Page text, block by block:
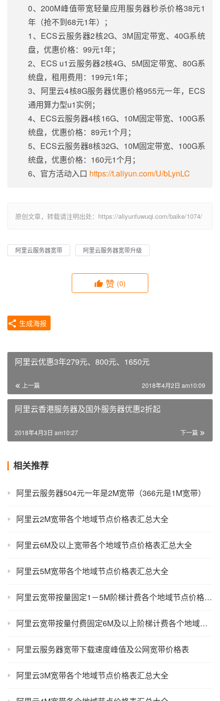
0、200M峰值带宽轻量应用服务器秒杀价格38元1
年（抢不到68元1年）；
1、ECS云服务器2核2G、3M固定带宽、40G系统
盘，优惠价格：99元1年；
2、ECS u1云服务器2核4G、5M固定带宽、80G系
统盘，租用费用：199元1年；
3、阿里云4核8G服务器优惠价格955元一年，ECS
通用算力型u1实例；
4、ECS云服务器4核16G、10M固定带宽、100G系
统盘，优惠价格：89元1个月；
5、ECS云服务器8核32G、10M固定带宽、100G系
统盘，优惠价格：160元1个月；
6、官方活动入口 https://t.aliyun.com/U/bLynLC
原创文章，转载请注明出处：https://aliyunfuwuqi.com/baike/1074/
阿里云服务器宽带 阿里云服务器宽带升级
赞 (0)
生成海报
阿里云优惠3年279元、800元、1650元
上一篇 2018年4月2日 am10:09
阿里云香港服务器及国外服务器优惠2折起
下一篇
2018年4月3日 am10:27
相关推荐
阿里云服务器504元一年是2M宽带（366元是1M宽带）
阿里云2M宽带各个地域节点价格表汇总大全
阿里云6M及以上宽带各个地域节点价格表汇总大全
阿里云5M宽带各个地域节点价格表汇总大全
阿里云宽带按量固定1－5M阶梯计费各个地域节点价格表汇总大全
阿里云宽带按量付费固定6M及以上阶梯计费各个地域节点价格表汇总大全
阿里云服务器宽带下载速度峰值及公网宽带价格表
阿里云3M宽带各个地域节点价格表汇总大全